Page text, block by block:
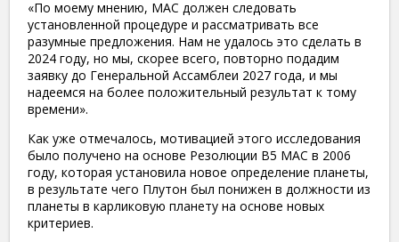
«По моему мнению, МАС должен следовать
установленной процедуре и рассматривать все
разумные предложения. Нам не удалось это сделать в
2024 году, но мы, скорее всего, повторно подадим
заявку до Генеральной Ассамблеи 2027 года, и мы
надеемся на более положительный результат к тому
времени».
Как уже отмечалось, мотивацией этого исследования
было получено на основе Резолюции B5 МАС в 2006
году, которая установила новое определение планеты,
в результате чего Плутон был понижен в должности из
планеты в карликовую планету на основе новых
критериев.